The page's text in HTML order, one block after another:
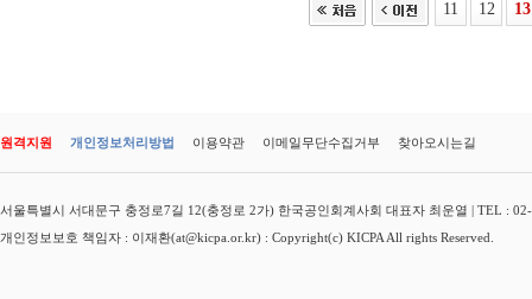
11 12 13
원격지원 개인정보처리방법 이용약관 이메일무단수집거부 찾아오시는길
서울특별시 서대문구 충정로7길 12(충정로 2가) 한국공인회계사회 대표자 최운열 | TEL :
개인정보보호 책임자 : 이재환(at@kicpa.or.kr) : Copyright(c) KICPA All rights Reserved.